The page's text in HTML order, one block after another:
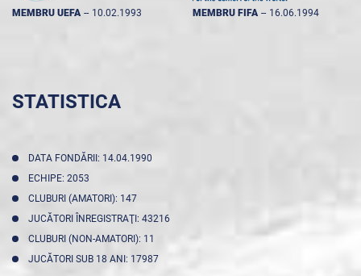
MEMBRU UEFA -- 10.02.1993 MEMBRU FIFA -- 16.06.1994
STATISTICA
DATA FONDĂRII: 14.04.1990
ECHIPE: 2053
CLUBURI (AMATORI): 147
JUCĂTORI ÎNREGISTRAŢI: 43216
CLUBURI (NON-AMATORI): 11
JUCĂTORI SUB 18 ANI: 17987